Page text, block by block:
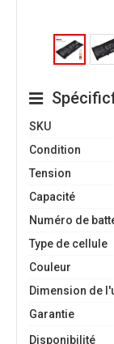
SKU
Condition
Tension
Capacité
Numéro de
Type de cellule
Couleur
Dimension de
Garantie
Disponibilité